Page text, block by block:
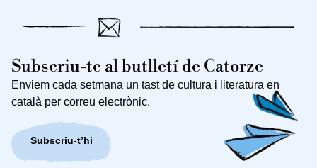
Subscriu-te al butlletí de Catorze
Enviem cada setmana un tast de cultura i literatura en
català per correu electrònic.
Subscriu-t’hi